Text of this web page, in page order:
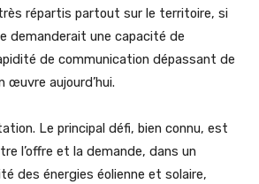
répartis partout sur le territoire, si
demanderait une capacité de
de communication dépassant de
œuvre aujourd’hui.
Le principal défi, bien connu, est
l’offre et la demande, dans un
des énergies éolienne et solaire,